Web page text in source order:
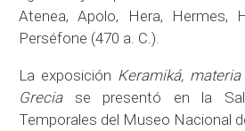
Atenea, Apolo, Hera, Hermes,
Perséfone (470 a. C.).
La exposición Keramiká,
Greciase presentó en la
Temporales del Museo Nacional